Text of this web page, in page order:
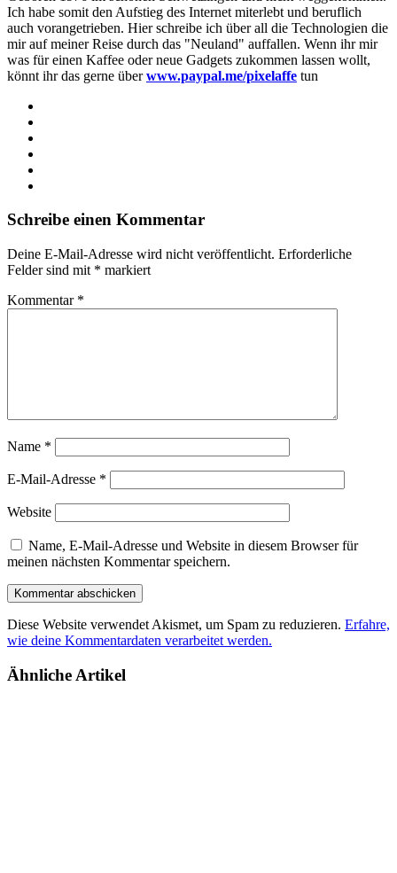
Ich habe somit den Aufstieg des Internet miterlebt und beruflich
auch vorangetrieben. Hier schreibe ich über all die Technologien die
mir auf meiner Reise durch das "Neuland" auffallen. Wenn ihr mir
was für einen Kaffee oder neue Gadgets zukommen lassen wollt,
könnt ihr das gerne überwww.paypal.me/pixelaffe tun
Schreibe einen Kommentar
Deine E-Mail-Adresse wird nicht veröffentlicht. Erforderliche
Felder sind mit * markiert
Kommentar *
Name *
E-Mail-Adresse *
Website
Name, E-Mail-Adresse und Website in diesem Browser für
meinen nächsten Kommentar speichern.
Diese Website verwendet Akismet, um Spam zu reduzieren. Erfahre,
wie deine Kommentardaten verarbeitet werden.
Ähnliche Artikel